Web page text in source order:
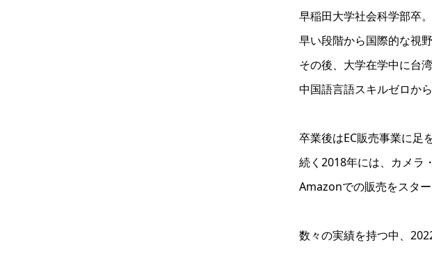
早稲田大学社会科学部卒
早い段階から国際的な視
その後、大学在学中に台
中国語言語スキルゼロか
卒業後はEC販売事業に足
続く2018年には、カメラ
Amazonでの販売をスター
数々の実績を持つ中、